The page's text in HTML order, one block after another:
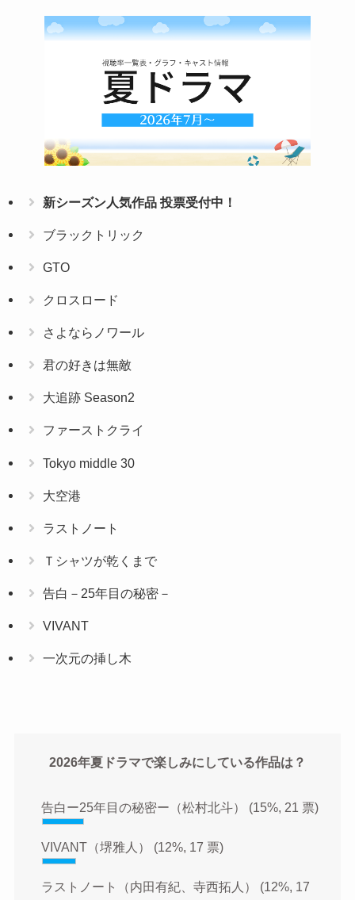
新シーズン人気作品 投票受付中！
ブラックトリック
GTO
クロスロード
さよならノワール
君の好きは無敵
大追跡 Season2
ファーストクライ
Tokyo middle 30
大空港
ラストノート
Ｔシャツが乾くまで
告白－25年目の秘密－
VIVANT
一次元の挿し木
2026年夏ドラマで楽しみにしている作品は？
告白ー25年目の秘密ー（松村北斗） (15%, 21 票)
VIVANT（堺雅人） (12%, 17 票)
ラストノート（内田有紀、寺西拓人） (12%, 17